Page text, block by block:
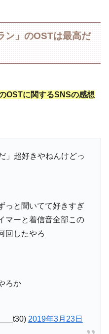
ン」のOSTは最高だ
OSTに関するSNSの感想
」超好きやねんけどっ
っと聞いてて好きすぎ
マーと着信音全部この
回したやろ
ろか
2019年3月23日